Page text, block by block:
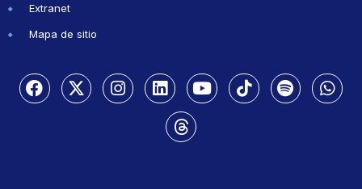
Extranet
Mapa de sitio